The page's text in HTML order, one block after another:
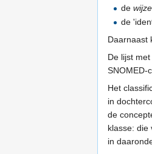
de
de
Daarnaast
De lijst
SNOMED-
Het
in
de
klasse: die
in